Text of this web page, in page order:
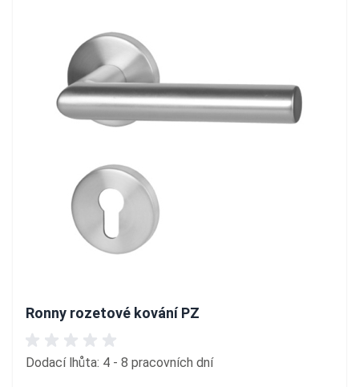
Ronny rozetové kování PZ
Dodací lhůta: 4 - 8 pracovních dní